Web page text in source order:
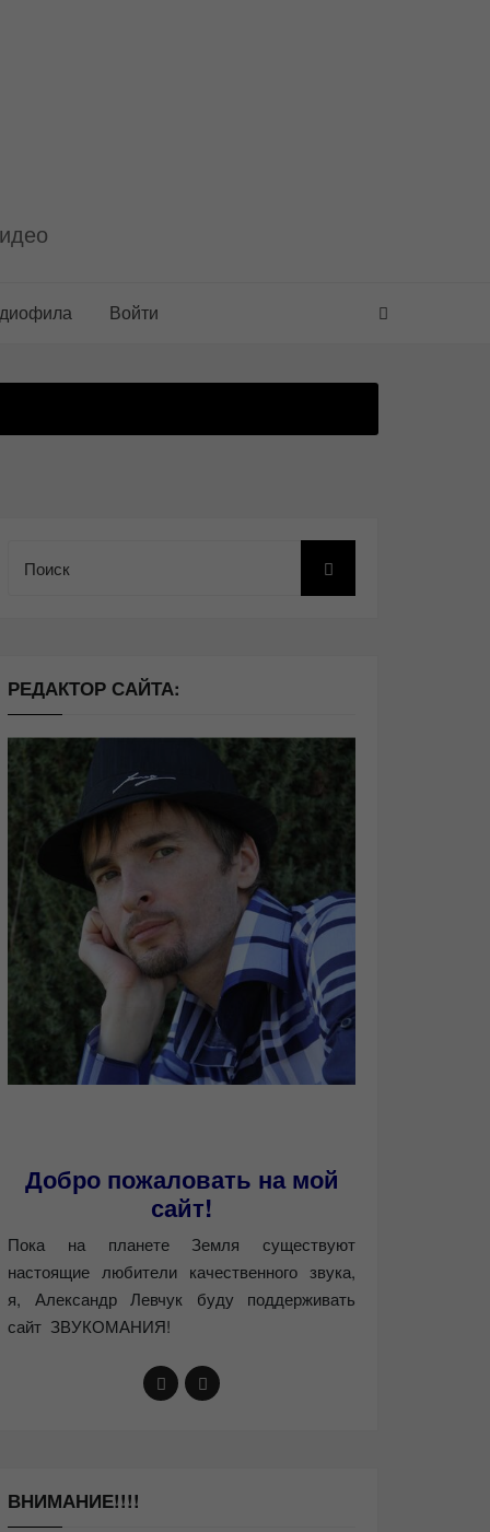
Войти
РЕДАКТОР САЙТА:
Добро пожаловать на мой
сайт!
Пока на планете Земля существуют
настоящие любители качественного звука,
я, Александр Левчук буду поддерживать
сайт ЗВУКОМАНИЯ!
ВНИМАНИЕ!!!!